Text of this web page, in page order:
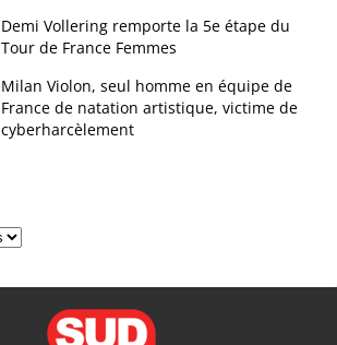
Demi Vollering remporte la 5e étape du
Tour de France Femmes
Milan Violon, seul homme en équipe de
France de natation artistique, victime de
cyberharcèlement